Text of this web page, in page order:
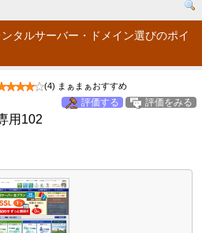
タルサーバー・ドメイン選びのポイ
(4) まぁまぁおすすめ
評価する 評価をみる
用102